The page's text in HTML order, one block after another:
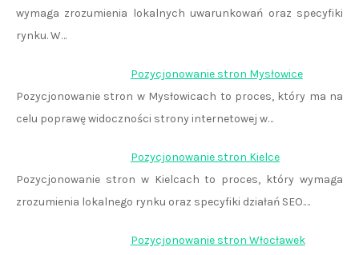
wymaga zrozumienia lokalnych uwarunkowań oraz specyfiki
rynku. W…
Pozycjonowanie stron Mysłowice
Pozycjonowanie stron w Mysłowicach to proces, który ma na
celu poprawę widoczności strony internetowej w…
Pozycjonowanie stron Kielce
Pozycjonowanie stron w Kielcach to proces, który wymaga
zrozumienia lokalnego rynku oraz specyfiki działań SEO.…
Pozycjonowanie stron Włocławek